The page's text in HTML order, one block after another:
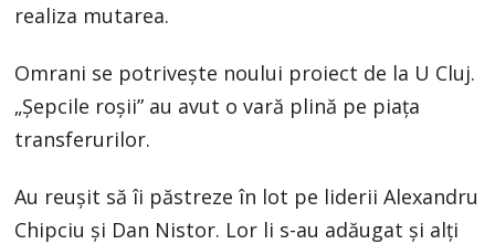
realiza mutarea.
Omrani se potrivește noului proiect de la U Cluj.
„Șepcile roșii” au avut o vară plină pe piața
transferurilor.
Au reușit să îi păstreze în lot pe liderii Alexandru
Chipciu și Dan Nistor. Lor li s-au adăugat și alți